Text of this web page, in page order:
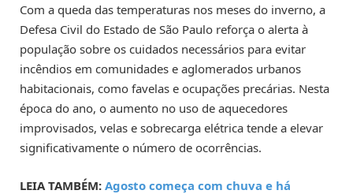
Com a queda das temperaturas nos meses do inverno, a
Defesa Civil do Estado de São Paulo reforça o alerta à
população sobre os cuidados necessários para evitar
incêndios em comunidades e aglomerados urbanos
habitacionais, como favelas e ocupações precárias. Nesta
época do ano, o aumento no uso de aquecedores
improvisados, velas e sobrecarga elétrica tende a elevar
significativamente o número de ocorrências.
LEIA TAMBÉM: Agosto começa com chuva e há